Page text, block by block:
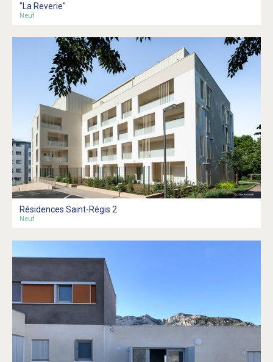
"La Reverie"
Neuf
Résidences Saint-Régis 2
Neuf